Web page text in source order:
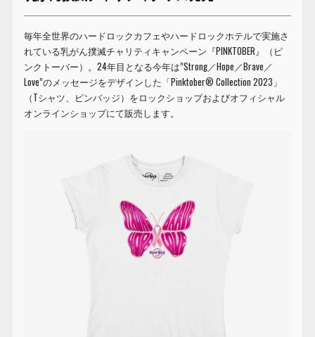
毎年全世界のハードロックカフェやハードロックホテルで実施さ
れている乳がん撲滅チャリティキャンペーン『PINKTOBER』（ピ
ンクトーバー）。24年目となる今年は”Strong／Hope／Brave／
Love”のメッセージをデザインした「Pinktober® Collection 2023」
（Tシャツ、ピンバッジ）をロックショップおよびオフィシャル
オンラインショップにて販売します。